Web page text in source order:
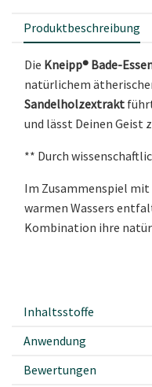
Produktbeschreibung
Die Kneipp® Bade-
natürlichem
Sandelholzextrakt
und lässt Deinen Geist
** Durch
Im Zusammenspiel
warmen Wassers
Kombination ihre
Inhaltsstoffe
Anwendung
Bewertungen